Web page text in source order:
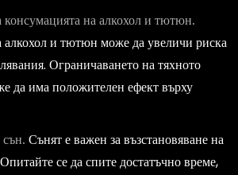
на алкохол и тютюн.
алкохол и тютюн може да увеличи риска
Ограничаването на тяхното
да има положителен ефект върху
Сънят е важен за възстановяване на
се да спите достатъчно време,